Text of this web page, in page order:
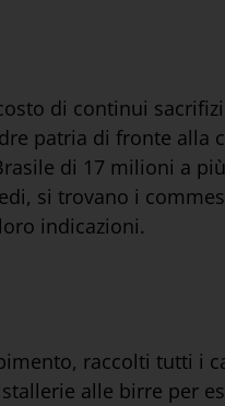
di continui
patria di fronte alla
di 17 milioni a
si trovano i
indicazioni.
raccolti tutti i
alle birre per